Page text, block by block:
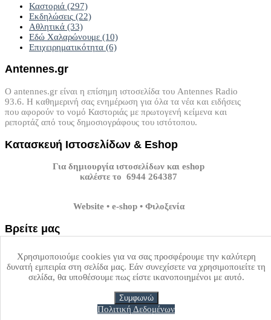
Καστοριά (297)
Εκδηλώσεις (22)
Αθλητικά (33)
Εδώ Χαλαρώνουμε (10)
Επιχειρηματικότητα (6)
Antennes.gr
Ο antennes.gr είναι η επίσημη ιστοσελίδα του Antennes Radio
93.6. Η καθημερινή σας ενημέρωση για όλα τα νέα και ειδήσεις
που αφορούν το νομό Καστοριάς με πρωτογενή κείμενα και
ρεπορτάζ από τους δημοσιογράφους του ιστότοπου.
Κατασκευή Ιστοσελίδων & Eshop
Για δημιουργία ιστοσελίδων και eshop
καλέστε το 6944 264387
Website • e-shop • Φιλοξενία
Βρείτε μας
Facebook TwitterYoutube GPlus Instagram
2026 All rights reserved.
Χρησιμοποιούμε cookies για να σας προσφέρουμε την καλύτερη
δυνατή εμπειρία στη σελίδα μας. Εάν συνεχίσετε να χρησιμοποιείτε τη
σελίδα, θα υποθέσουμε πως είστε ικανοποιημένοι με αυτό.
Συμφωνώ
Πολιτική Δεδομένων